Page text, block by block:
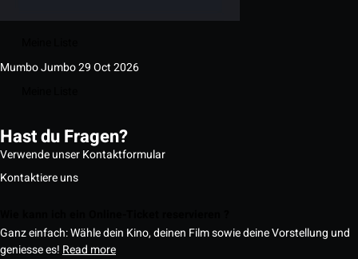
Mumbo Jumbo29 Oct 2026
Hast du Fragen?
Verwende unser Kontaktformular
Kontaktiere uns
Ganz einfach: Wähle dein Kino, deinen Film sowie deine Vorstellung und
geniesse es! Read more